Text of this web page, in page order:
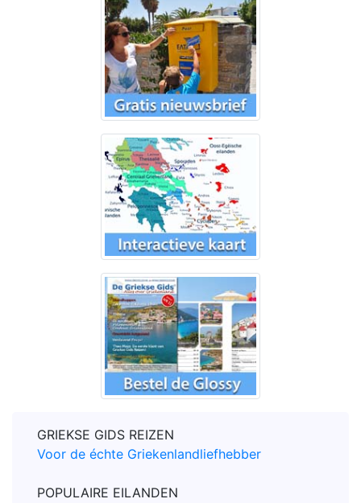
GRIEKSE GIDS REIZEN
Voor de échte Griekenlandliefhebber
POPULAIRE EILANDEN